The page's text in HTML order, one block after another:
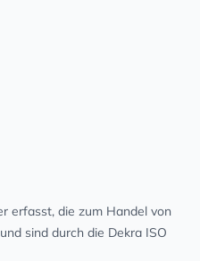
erfasst, die zum Handel von
sind durch die Dekra ISO